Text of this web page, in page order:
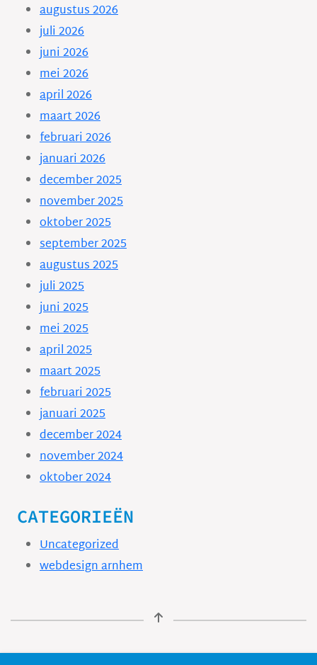
augustus 2026
juli 2026
juni 2026
mei 2026
april 2026
maart 2026
februari 2026
januari 2026
december 2025
november 2025
oktober 2025
september 2025
augustus 2025
juli 2025
juni 2025
mei 2025
april 2025
maart 2025
februari 2025
januari 2025
december 2024
november 2024
oktober 2024
CATEGORIEËN
Uncategorized
webdesign arnhem